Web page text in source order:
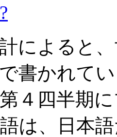
によると
書かれて
４四半期
は、日本